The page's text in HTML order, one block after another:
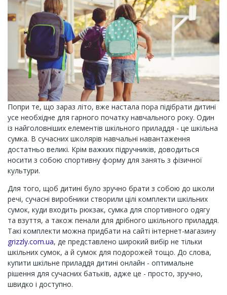
Попри те, що зараз літо, вже настала пора підібрати дитині
усе необхідне для гарного початку навчального року. Один
із найголовніших елементів шкільного приладдя - це шкільна
сумка. В сучасних школярів навчальні навантаження
достатньо великі. Крім важких підручників, доводиться
носити з собою спортивну форму для занять з фізичної
культури.
Для того, щоб дитині було зручно брати з собою до школи
речі, сучасні виробники створили цілі комплекти шкільних
сумок, куди входить рюкзак, сумка для спортивного одягу
та взуття, а також пенали для дрібного шкільного приладдя.
Такі комплекти можна придбати на сайті інтернет-магазину
grizzly.com.ua, де представлено широкий вибір не тільки
шкільних сумок, а й сумок для подорожей тощо. До слова,
купити шкільне приладдя дитині онлайн - оптимальне
рішення для сучасних батьків, адже це - просто, зручно,
швидко і доступно.